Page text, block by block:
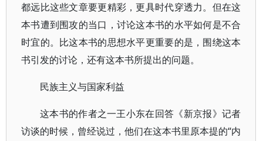
都远比这些文章要更精彩，更具时代穿透力。但在这
本书遭到围攻的当口，讨论这本书的水平如何是不合
时宜的。比这本书的思想水平更重要的是，围绕这本
书引发的讨论，还有这本书所提出的问题。
民族主义与国家利益
这本书的作者之一王小东在回答《新京报》记者
访谈的时候，曾经说过，他们在这本书里原本提的“内